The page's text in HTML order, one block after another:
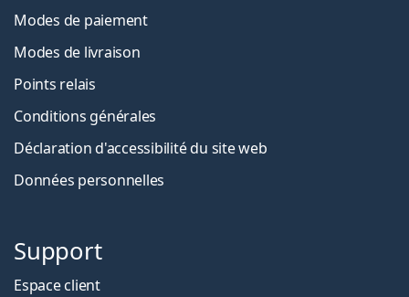
Modes de paiement
Modes de livraison
Points relais
Conditions générales
Déclaration d'accessibilité du site web
Données personnelles
Support
Espace client